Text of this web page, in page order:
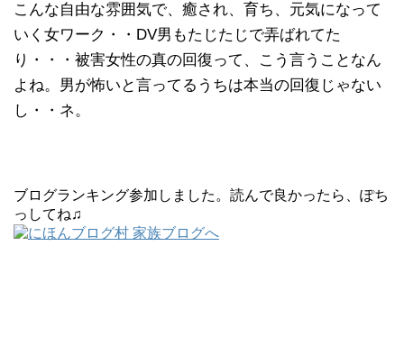
こんな自由な雰囲気で、癒され、育ち、元気になって
いく女ワーク・・DV男もたじたじで弄ばれてた
り・・・被害女性の真の回復って、こう言うことなん
よね。男が怖いと言ってるうちは本当の回復じゃない
し・・ネ。
ブログランキング参加しました。読んで良かったら、ぽち
っしてね♫